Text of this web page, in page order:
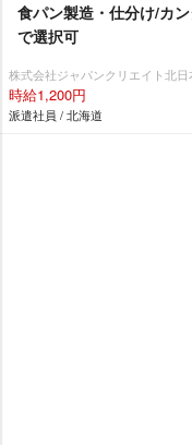
食パン製造・仕分け/カ
で選択可
株式会社ジャパンクリエイト北
時給1,200円
派遣社員 / 北海道